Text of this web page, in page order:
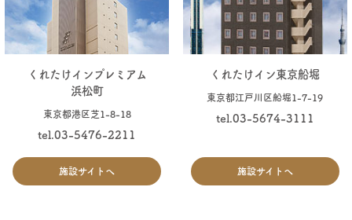
くれたけインプレミアム
浜松町
東京都港区芝1-8-18
tel.03-5476-2211
施設サイトへ
くれたけイン東京船堀
東京都江戸川区船堀1-7-19
tel.03-5674-3111
施設サイトへ